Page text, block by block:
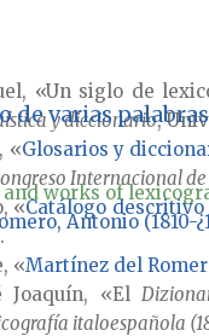
«Un siglo de
y diccionario,
«Glosarios y
Internacional
«Catálogo
«Martínez del
Joaquín, «El
italoespañola
de varias
works of
Antonio (1810-